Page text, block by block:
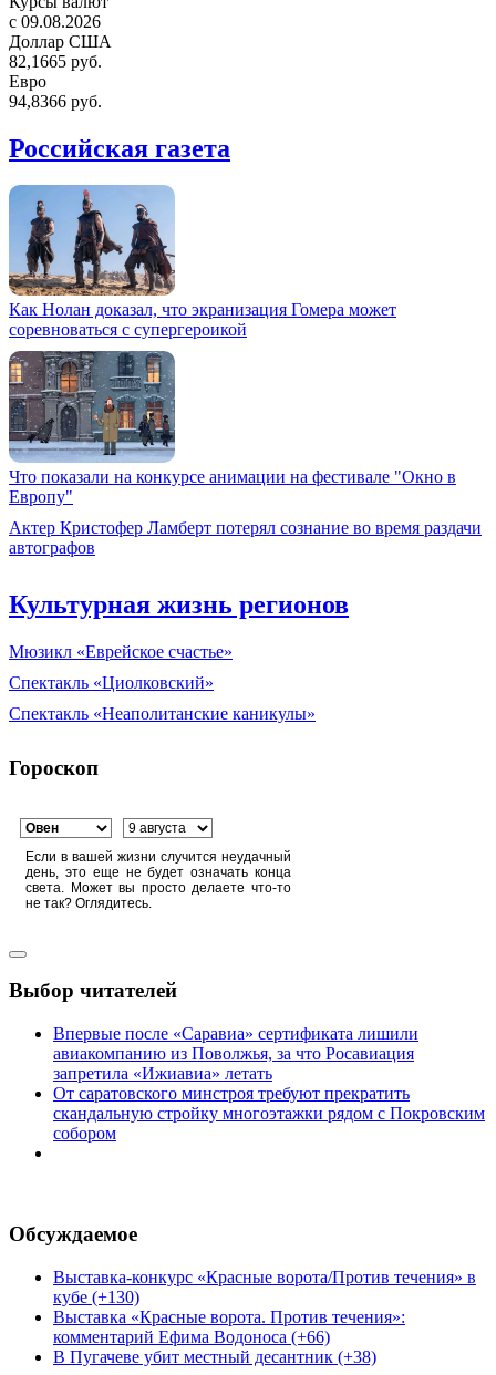
c 09.08.2026
Доллар США
82,1665 руб.
Евро
94,8366 руб.
Российская газета
Как Нолан доказал, что экранизация Гомера может
соревноваться с супергероикой
Что показали на конкурсе анимации на фестивале "Окно в
Европу"
Актер Кристофер Ламберт потерял сознание во время раздачи
автографов
Культурная жизнь регионов
Мюзикл «Еврейское счастье»
Спектакль «Циолковский»
Спектакль «Неаполитанские каникулы»
Гороскоп
Если в вашей жизни случится неудачный
день, это еще не будет означать конца
света. Может вы просто делаете что-то
не так? Оглядитесь.
Выбор читателей
Впервые после «Саравиа» сертификата лишили
авиакомпанию из Поволжья, за что Росавиация
запретила «Ижиавиа» летать
От саратовского минстроя требуют прекратить
скандальную стройку многоэтажки рядом с Покровским
собором
Обсуждаемое
Выставка-конкурс «Красные ворота/Против течения» в
кубе (+130)
Выставка «Красные ворота. Против течения»:
комментарий Ефима Водоноса (+66)
В Пугачеве убит местный десантник (+38)